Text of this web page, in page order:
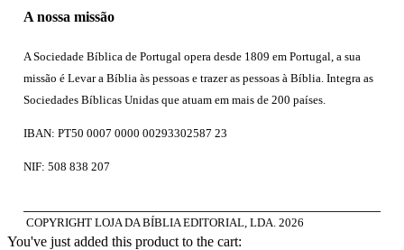
A nossa missão
A Sociedade Bíblica de Portugal opera desde 1809 em Portugal, a sua
missão é Levar a Bíblia às pessoas e trazer as pessoas à Bíblia. Integra as
Sociedades Bíblicas Unidas que atuam em mais de 200 países.
IBAN: PT50 0007 0000 00293302587 23
NIF: 508 838 207
COPYRIGHT LOJA DA BÍBLIA EDITORIAL, LDA. 2026
You've just added this product to the cart: